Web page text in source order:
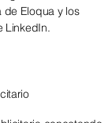
de Eloqua y los
LinkedIn.